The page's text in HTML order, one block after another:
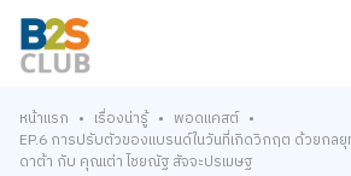
หน้าแรก • เรื่องน่ารู้ • พอดแคสต์ •
EP.6 การปรับตัวของแบรนด์ในวันที่เกิดวิกฤต ด้วยกลยุ
ดาต้า กับ คุณเต่า ไชยณัฐ สัจจะปรเมษฐ